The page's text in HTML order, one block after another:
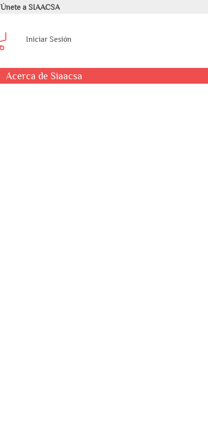
Únete a SIAACSA
Iniciar Sesión
Acerca de Siaacsa